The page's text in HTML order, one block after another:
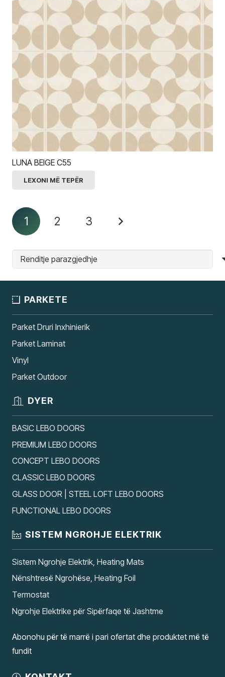
LUNA BEIGE C55
LEXONI MË TEPËR
1 2 3
PARKETE
Parket Druri Inxhinierik
Parket Laminat
Vinyl
Parket Outdoor
DYER
BASIC LEBO DOORS
PREMIUM LEBO DOORS
CONCEPT LEBO DOORS
CLASSIC LEBO DOORS
GLASS DOOR | STEEL LOFT LEBO DOORS
FUNCTIONAL LEBO DOORS
SISTEM NGROHJE ELEKTRIK
Sistem Ngrohje Elektrik, Heating Mats
Nënshtresë Ngrohëse, Heating Foil
Termostat
Ngrohje Elektrike për Sipërfaqe të Jashtme
Abonohu për të marrë i pari ofertat dhe produktet më të
fundit